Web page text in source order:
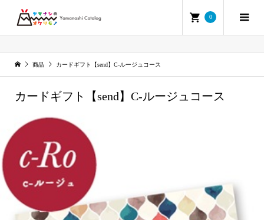
0
商品 カードギフト【send】C-ルージュコース
カードギフト【send】C-ルージュコース